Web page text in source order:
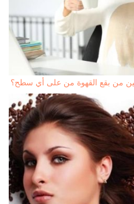
من بقع القهوة من على أي سطح؟